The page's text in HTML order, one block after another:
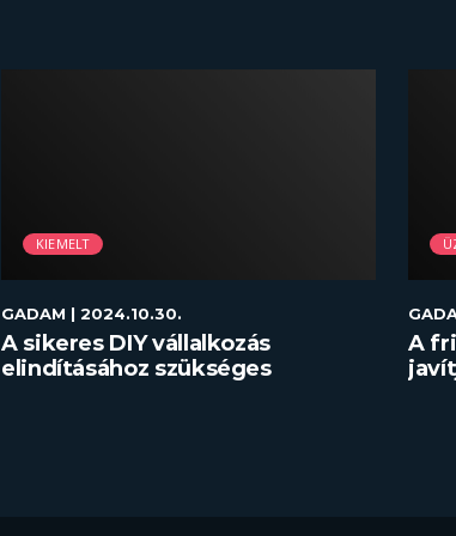
KIEMELT
GADAM | 2024.10.30.
A sikeres DIY vállalkozás
elindításához szükséges
A